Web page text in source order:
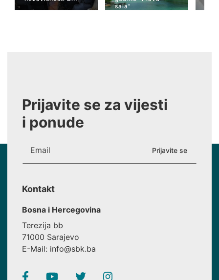
sala"
Prijavite se za vijesti
i ponude
Kontakt
Bosna i Hercegovina
Terezija bb
71000 Sarajevo
E-Mail: info@sbk.ba